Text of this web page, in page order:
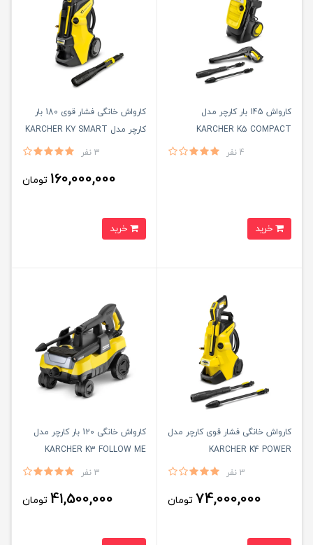
کارواش 145 بار کارچر مدل
KARCHER K5 COMPACT
4 نفر
کارواش خانگی فشار قوی 180 بار
کارچر مدل KARCHER K7 SMART
3 نفر
160,000,000 تومان
کارواش خانگی فشار قوی کارچر مدل
KARCHER K4 POWER
3 نفر
74,000,000 تومان
کارواش خانگی 120 بار کارچر مدل
KARCHER K3 FOLLOW ME
3 نفر
41,500,000 تومان